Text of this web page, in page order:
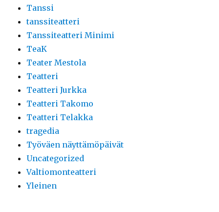
Tanssi
tanssiteatteri
Tanssiteatteri Minimi
TeaK
Teater Mestola
Teatteri
Teatteri Jurkka
Teatteri Takomo
Teatteri Telakka
tragedia
Työväen näyttämöpäivät
Uncategorized
Valtiomonteatteri
Yleinen